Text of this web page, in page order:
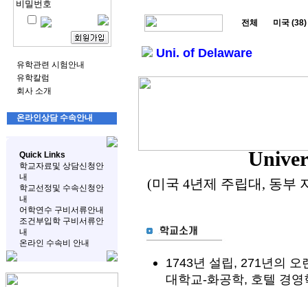
비밀번호
유학관련 시험안내
유학칼럼
회사 소개
온라인상담 수속안내
Quick Links
학교자료및 상담신청안
내
학교선정및 수속신청안
내
어학연수 구비서류안내
조건부입학 구비서류안
내
온라인 수속비 안내
전체 미국 (38)
Uni. of Delaware
(미국 4년제 주립대, 동부
1743년 설립, 271년의 오
대학교-화공학, 호텔 경